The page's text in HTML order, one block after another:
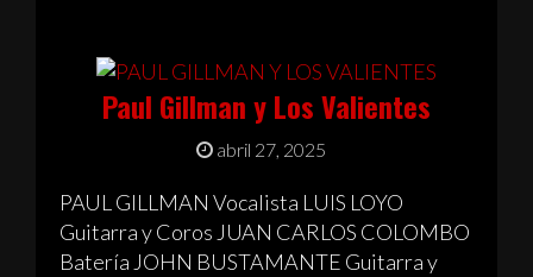
Paul Gillman y Los Valientes
abril 27, 2025
PAUL GILLMAN Vocalista LUIS LOYO
Guitarra y Coros JUAN CARLOS COLOMBO
Batería JOHN BUSTAMANTE Guitarra y